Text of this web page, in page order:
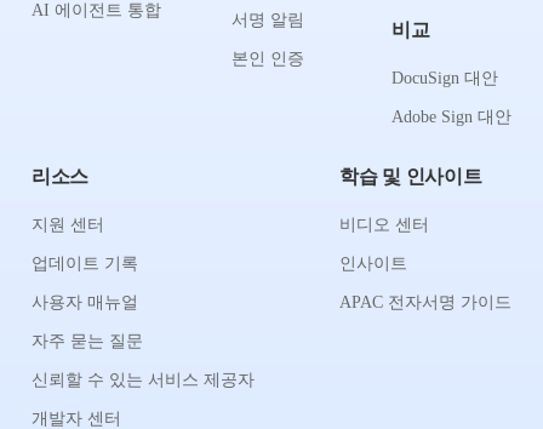
AI 에이전트 통합
서명 알림
본인 인증
비교
DocuSign 대안
Adobe Sign 대안
리소스
지원 센터
업데이트 기록
사용자 매뉴얼
자주 묻는 질문
신뢰할 수 있는 서비스 제공자
개발자 센터
학습 및 인사이트
비디오 센터
인사이트
APAC 전자서명 가이드